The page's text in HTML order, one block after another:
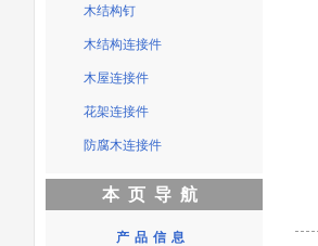
木结构钉
木结构连接件
木屋连接件
花架连接件
防腐木连接件
本页导航
产品信息